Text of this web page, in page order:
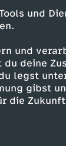
und
und
deine
legst
gibst
die